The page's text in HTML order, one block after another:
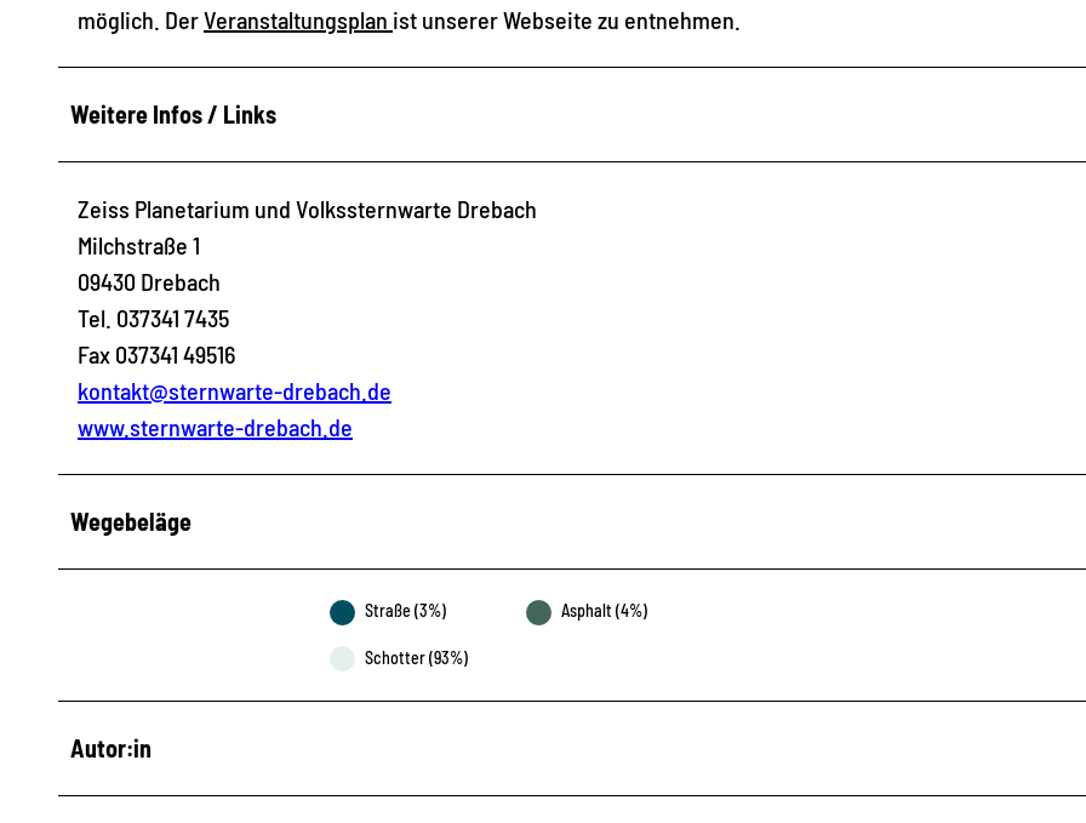
möglich. DerVeranstaltungsplan ist unserer Webseite zu entnehmen.
Weitere Infos / Links
Zeiss Planetarium und Volkssternwarte Drebach
Milchstraße 1
09430 Drebach
Tel. 037341 7435
Fax 037341 49516
kontakt@sternwarte-drebach.de
www.sternwarte-drebach.de
Wegebeläge
Straße (3%) Asphalt (4%)
Schotter (93%)
Autor:in